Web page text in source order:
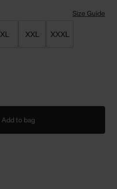
Size Guide
XL XXL XXXL
Add to bag